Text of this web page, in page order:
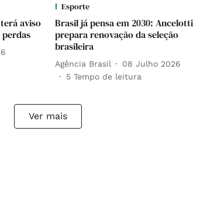
aviso
Esporte
Brasil já pensa em 2030: Ancelotti
prepara renovação da seleção
brasileira
Agência Brasil
08 Julho 2026
5 Tempo de leitura
Ver mais